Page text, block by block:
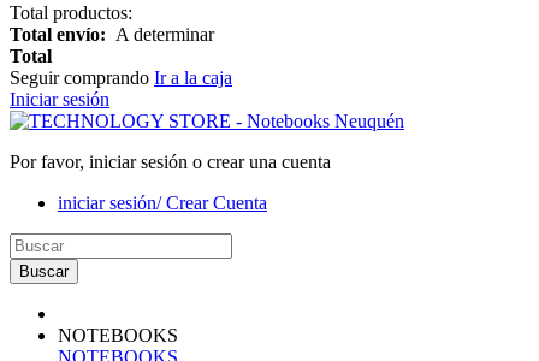
Total productos:
Total envío: A determinar
Total
Seguir comprando Ir a la caja
Iniciar sesión
Por favor, iniciar sesión o crear una cuenta
iniciar sesión/ Crear Cuenta
Buscar
NOTEBOOKS
NOTEBOOKS